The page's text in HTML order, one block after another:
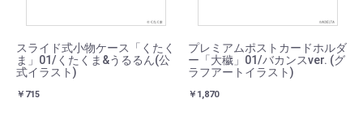
スライド式小物ケース「くたく
ま」01/くたくま&うるるん(公
式イラスト)
￥715
プレミアムポストカードホルダ
ー「大穢」01/バカンスver. (グ
ラフアートイラスト)
￥1,870